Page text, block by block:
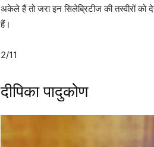
अकेले हैं तो जरा इन सिलेब्रिटीज की तस्वीरों को
हैं।
2/11
दीपिका पादुकोण